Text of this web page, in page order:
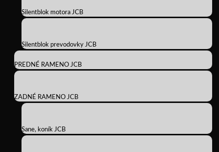
Silentblok motora JCB
Silentblok prevodovky JCB
PREDNÉ RAMENO JCB
ZADNÉ RAMENO JCB
Sane, koník JCB